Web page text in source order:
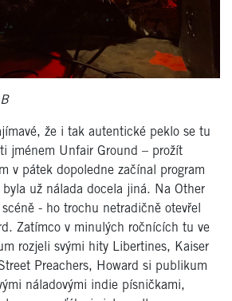
že i tak autentické peklo se tu
jménem Unfair Ground – prožít
v pátek dopoledne začínal program
už nálada docela jiná. Na Other
- ho trochu netradičně otevřel
Zatímco v minulých ročnících tu ve
rozjeli svými hity Libertines, Kaiser
Preachers, Howard si publikum
náladovými indie písničkami,